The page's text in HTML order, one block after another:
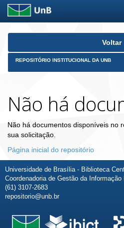
Skip
Voltar
REPOSITÓRIO INSTITUCIONAL DA UNB
Não há
Não há documentos disponíveis no
sua solicitação.
Página inicial do repositório
Universidade de Brasília - Biblioteca
Coordenadoria de Gestão da Informação
(61) 3107-2683
repositorio@unb.br